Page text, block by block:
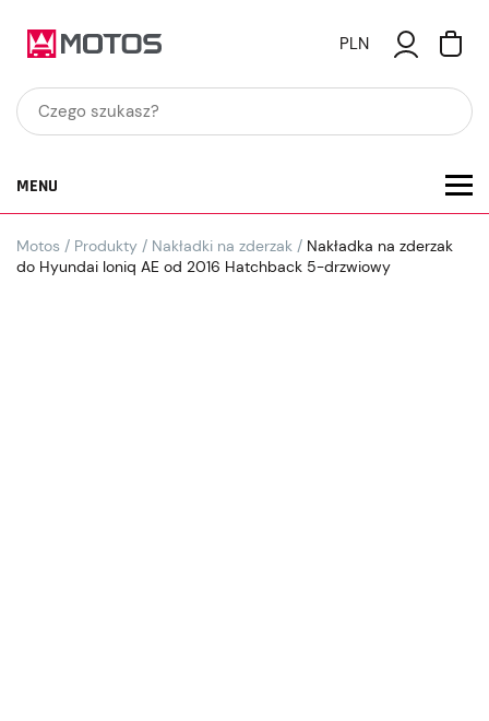
PLN
MENU
Motos / Produkty / Nakładki na zderzak / Nakładka na zderzak
do Hyundai Ioniq AE od 2016 Hatchback 5-drzwiowy